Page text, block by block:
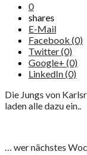
0
shares
E-Mail
Facebook (0)
Twitter (0)
Google+ (0)
LinkedIn (0)
Die Jungs von
laden alle dazu ein..
… wer nächstes